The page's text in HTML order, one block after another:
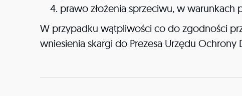
prawo złożenia sprzeciwu, w warunkach
W przypadku wątpliwości co do zgodności
wniesienia skargi do Prezesa Urzędu